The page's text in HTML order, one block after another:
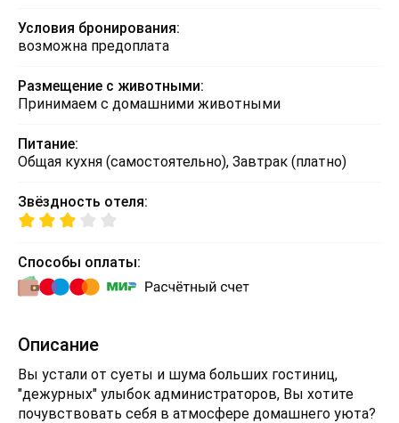
Условия бронирования:
возможна предоплата
Размещение с животными:
Принимаем с домашними животными
Питание:
Общая кухня (самостоятельно), Завтрак (платно)
Звёздность отеля:
Способы оплаты:
Описание
Вы устали от суеты и шума больших гостиниц,
"дежурных" улыбок администраторов, Вы хотите
почувствовать себя в атмосфере домашнего уюта?